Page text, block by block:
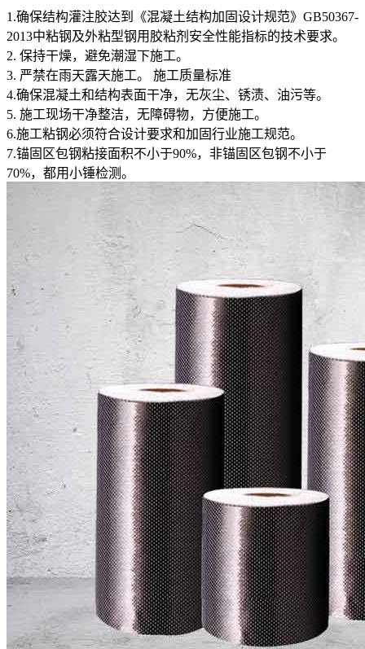
1.确保结构灌注胶达到《混凝土结构加固设计规范》GB50367-
2013中粘钢及外粘型钢用胶粘剂安全性能指标的技术要求。
2. 保持干燥，避免潮湿下施工。
3. 严禁在雨天露天施工。 施工质量标准
4.确保混凝土和结构表面干净，无灰尘、锈渍、油污等。
5. 施工现场干净整洁，无障碍物，方便施工。
6.施工粘钢必须符合设计要求和加固行业施工规范。
7.锚固区包钢粘接面积不小于90%，非锚固区包钢不小于
70%，都用小锤检测。